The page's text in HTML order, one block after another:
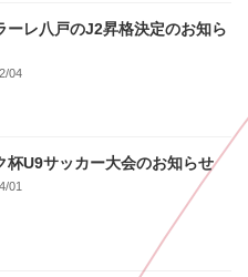
ーレ八戸のJ2昇格決定のお知ら
04
杯U9サッカー大会のお知らせ
01